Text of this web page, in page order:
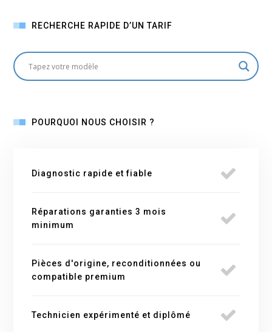
RECHERCHE RAPIDE D’UN TARIF
POURQUOI NOUS CHOISIR ?
Diagnostic rapide et fiable
Réparations garanties 3 mois
minimum
Pièces d'origine, reconditionnées ou
compatible premium
Technicien expérimenté et diplômé